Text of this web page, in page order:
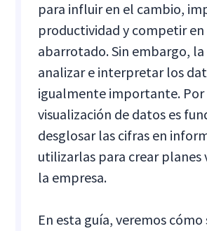
para influir en el cambio,
productividad y competir
abarrotado. Sin embargo,
analizar e interpretar los
igualmente importante.
visualización de datos es
desglosar las cifras en
utilizarlas para crear planes
la empresa.
En esta guía, veremos